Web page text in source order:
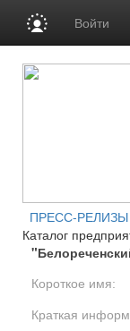
Войти
ПРЕСС-РЕЛИЗЫ
Каталог
Короткое имя:
Краткая